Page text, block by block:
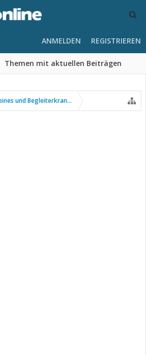
Themen mit aktuellen Beiträgen
ANMELDEN REGISTRIEREN
und Begleiterkrankungen